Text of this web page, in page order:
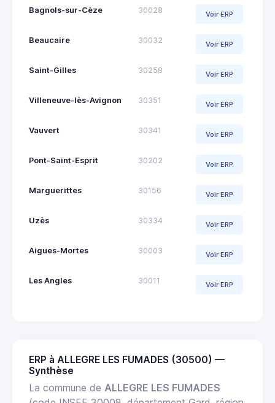
Bagnols-sur-Cèze 30028 Voir ERP
Beaucaire 30032 Voir ERP
Saint-Gilles 30258 Voir ERP
Villeneuve-lès-Avignon 30351 Voir ERP
Vauvert 30341 Voir ERP
Pont-Saint-Esprit 30202 Voir ERP
Marguerittes 30156 Voir ERP
Uzès 30334 Voir ERP
Aigues-Mortes 30003 Voir ERP
Les Angles 30011 Voir ERP
ERP à ALLEGRE LES FUMADES (30500) —
Synthèse
La commune de ALLEGRE LES FUMADES